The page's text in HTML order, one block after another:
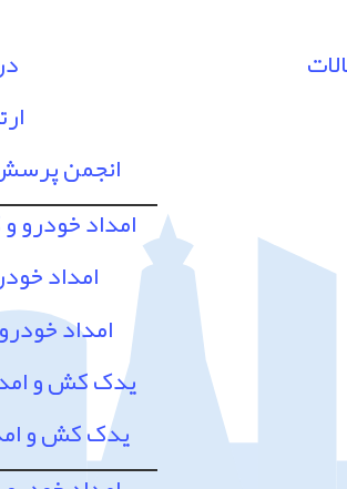
انجمن
امداد خودرو
امداد
امداد
یدک کش و
یدک کش و